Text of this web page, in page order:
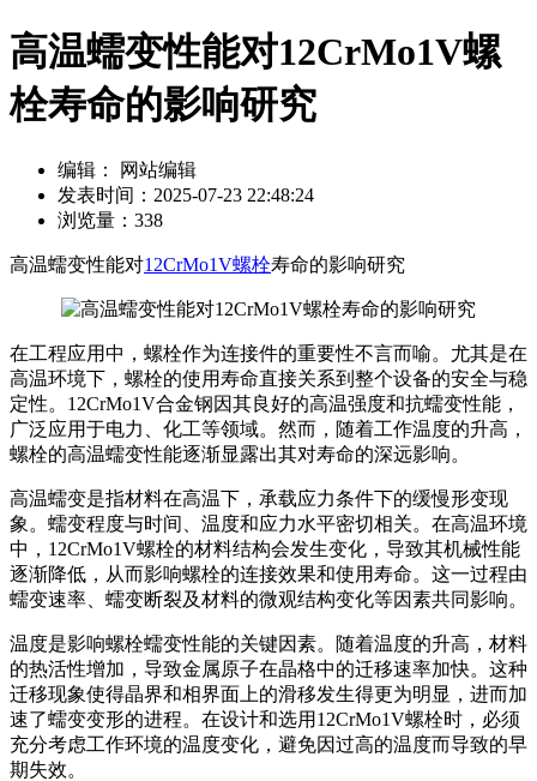
高温蠕变性能对12CrMo1V螺
栓寿命的影响研究
编辑： 网站编辑
发表时间：2025-07-23 22:48:24
浏览量：338
高温蠕变性能对12CrMo1V螺栓寿命的影响研究
在工程应用中，螺栓作为连接件的重要性不言而喻。尤其是在
高温环境下，螺栓的使用寿命直接关系到整个设备的安全与稳
定性。12CrMo1V合金钢因其良好的高温强度和抗蠕变性能，
广泛应用于电力、化工等领域。然而，随着工作温度的升高，
螺栓的高温蠕变性能逐渐显露出其对寿命的深远影响。
高温蠕变是指材料在高温下，承载应力条件下的缓慢形变现
象。蠕变程度与时间、温度和应力水平密切相关。在高温环境
中，12CrMo1V螺栓的材料结构会发生变化，导致其机械性能
逐渐降低，从而影响螺栓的连接效果和使用寿命。这一过程由
蠕变速率、蠕变断裂及材料的微观结构变化等因素共同影响。
温度是影响螺栓蠕变性能的关键因素。随着温度的升高，材料
的热活性增加，导致金属原子在晶格中的迁移速率加快。这种
迁移现象使得晶界和相界面上的滑移发生得更为明显，进而加
速了蠕变变形的进程。在设计和选用12CrMo1V螺栓时，必须
充分考虑工作环境的温度变化，避免因过高的温度而导致的早
期失效。